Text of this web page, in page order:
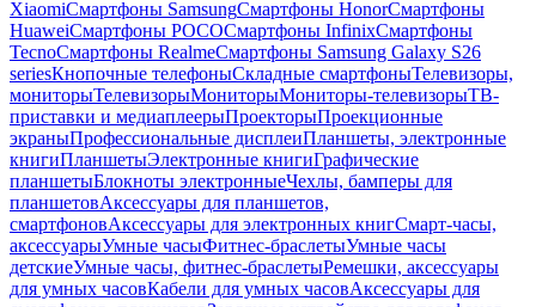
XiaomiСмартфоны SamsungСмартфоны HonorСмартфоны
HuaweiСмартфоны POCOСмартфоны InfinixСмартфоны
TecnoСмартфоны RealmeСмартфоны Samsung Galaxy S26
seriesКнопочные телефоныСкладные смартфоныТелевизоры,
мониторыТелевизорыМониторыМониторы-телевизорыТВ-
приставки и медиаплеерыПроекторыПроекционные
экраныПрофессиональные дисплеиПланшеты, электронные
книгиПланшетыЭлектронные книгиГрафические
планшетыБлокноты электронныеЧехлы, бамперы для
планшетовАксессуары для планшетов,
смартфоновАксессуары для электронных книгСмарт-часы,
аксессуарыУмные часыФитнес-браслетыУмные часы
детскиеУмные часы, фитнес-браслетыРемешки, аксессуары
для умных часовКабели для умных часовАксессуары для